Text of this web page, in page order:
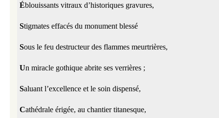
Éblouissants vitraux d’historiques gravures,
Stigmates effacés du monument blessé
Sous le feu destructeur des flammes meurtrières,
Un miracle gothique abrite ses verrières ;
Saluant l’excellence et le soin dispensé,
Cathédrale érigée, au chantier titanesque,